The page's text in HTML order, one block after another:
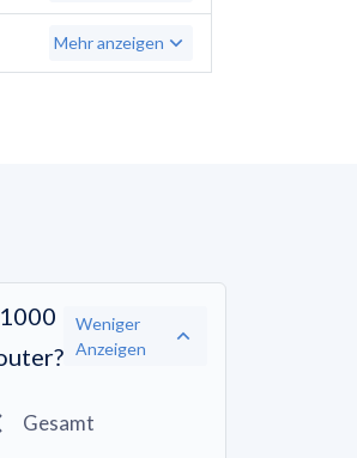
Mehr anzeigen
Weniger
Anzeigen
Gesamt